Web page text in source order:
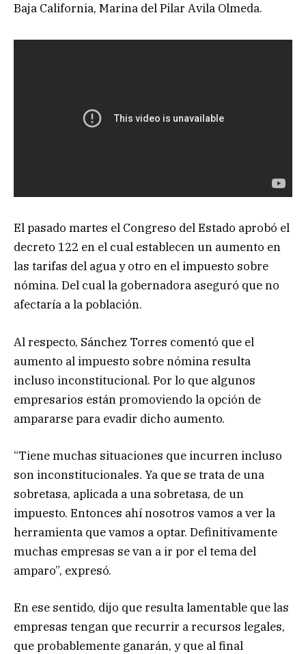
Baja California, Marina del Pilar Avila Olmeda.
El pasado martes el Congreso del Estado aprobó el
decreto 122 en el cual establecen un aumento en
las tarifas del agua y otro en el impuesto sobre
nómina. Del cual la gobernadora aseguró que no
afectaría a la población.
Al respecto, Sánchez Torres comentó que el
aumento al impuesto sobre nómina resulta
incluso inconstitucional. Por lo que algunos
empresarios están promoviendo la opción de
ampararse para evadir dicho aumento.
“Tiene muchas situaciones que incurren incluso
son inconstitucionales. Ya que se trata de una
sobretasa, aplicada a una sobretasa, de un
impuesto. Entonces ahí nosotros vamos a ver la
herramienta que vamos a optar. Definitivamente
muchas empresas se van a ir por el tema del
amparo”, expresó.
En ese sentido, dijo que resulta lamentable que las
empresas tengan que recurrir a recursos legales,
que probablemente ganarán, y que al final